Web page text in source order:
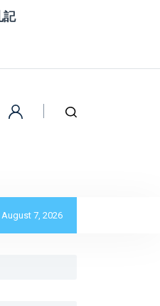
記
備 精湛交通工業投資5.1億元進駐
August 7, 2026